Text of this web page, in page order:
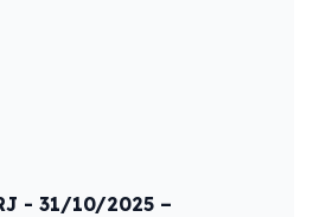
- 31/10/2025 –